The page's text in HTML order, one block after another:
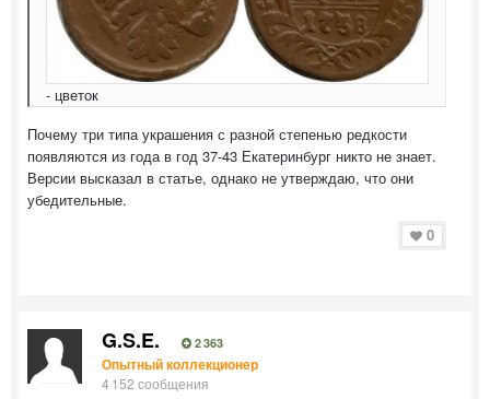
- цветок
Почему три типа украшения с разной степенью редкости
появляются из года в год 37-43 Екатеринбург никто не знает.
Версии высказал в статье, однако не утверждаю, что они
убедительные.
0
G.S.E. 2 363
Опытный коллекционер
4 152 сообщения